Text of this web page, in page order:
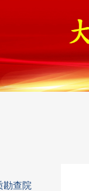
勘查院